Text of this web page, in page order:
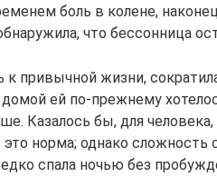
боль в колене,
что бессонница
привычной жизни,
ей по-прежнему
Казалось бы, для человека,
норма; однако сложность
спала ночью без